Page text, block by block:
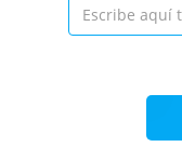
36%